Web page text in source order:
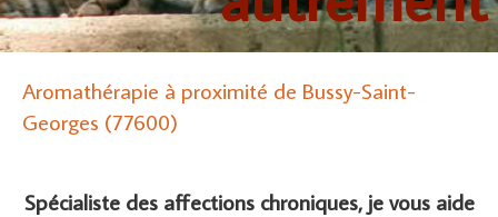
Aromathérapie à proximité de Bussy-Saint-
Georges (77600)
Spécialiste des affections chroniques, je vous aide